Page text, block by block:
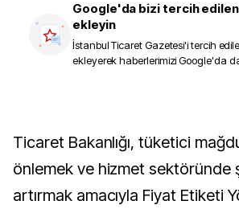
Google'da bizi tercih
ekleyin
İstanbul Ticaret Gazetesi'i tercih
ekleyerek haberlerimizi Google'da
Ticaret Bakanlığı, tüketici mağduriyetlerini
önlemek ve hizmet sektöründe
artırmak amacıyla Fiyat Etiketi